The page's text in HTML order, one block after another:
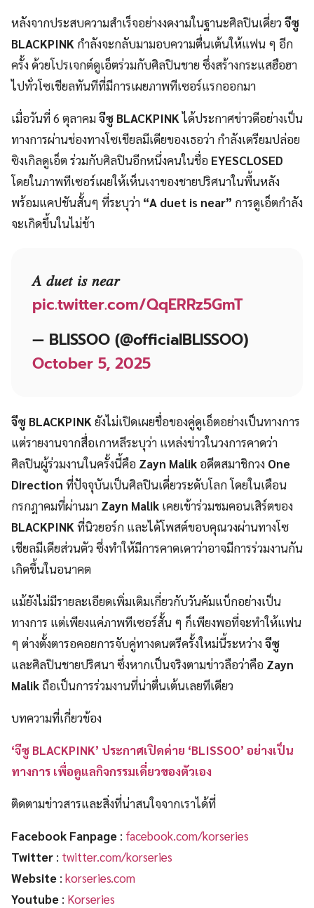
หลังจากประสบความสำเร็จอย่างงดงามในฐานะศิลปินเดี่ยวจีซู
BLACKPINK กำลังจะกลับมามอบความตื่นเต้นให้แฟน ๆ อีก
ครั้ง ด้วยโปรเจกต์ดูเอ็ตร่วมกับศิลปินชาย ซึ่งสร้างกระแสฮือฮา
ไปทั่วโซเชียลทันทีที่มีการเผยภาพทีเซอร์แรกออกมา
เมื่อวันที่ 6 ตุลาคมจีซู BLACKPINKได้ประกาศข่าวดีอย่างเป็น
ทางการผ่านช่องทางโซเชียลมีเดียของเธอว่า กำลังเตรียมปล่อย
ซิงเกิลดูเอ็ต ร่วมกับศิลปินอีกหนึ่งคนในชื่อ EYESCLOSED
โดยในภาพทีเซอร์เผยให้เห็นเงาของชายปริศนาในพื้นหลัง
พร้อมแคปชันสั้นๆ ที่ระบุว่า “A duet is near” การดูเอ็ตกำลัง
จะเกิดขึ้นในไม่ช้า
𝐴 𝑑𝑢𝑒𝑡 𝑖𝑠 𝑛𝑒𝑎𝑟
pic.twitter.com/QqERRz5GmT
— BLISSOO (@officialBLISSOO)
October 5, 2025
จีซู BLACKPINK ยังไม่เปิดเผยชื่อของคู่ดูเอ็ตอย่างเป็นทางการ
แต่รายงานจากสื่อเกาหลีระบุว่า แหล่งข่าวในวงการคาดว่า
ศิลปินผู้ร่วมงานในครั้งนี้คือ Zayn Malik อดีตสมาชิกวง One
Direction ที่ปัจจุบันเป็นศิลปินเดี่ยวระดับโลก โดยในเดือน
กรกฎาคมที่ผ่านมา Zayn Malik เคยเข้าร่วมชมคอนเสิร์ตของ
BLACKPINK ที่นิวยอร์ก และได้โพสต์ขอบคุณวงผ่านทางโซ
เชียลมีเดียส่วนตัว ซึ่งทำให้มีการคาดเดาว่าอาจมีการร่วมงานกัน
เกิดขึ้นในอนาคต
แม้ยังไม่มีรายละเอียดเพิ่มเติมเกี่ยวกับวันคัมแบ็กอย่างเป็น
ทางการ แต่เพียงแค่ภาพทีเซอร์สั้น ๆ ก็เพียงพอที่จะทำให้แฟน
ๆ ต่างตั้งตารอคอยการจับคู่ทางดนตรีครั้งใหม่นี้ระหว่างจีซู
และศิลปินชายปริศนา ซึ่งหากเป็นจริงตามข่าวลือว่าคือ Zayn
Malik ถือเป็นการร่วมงานที่น่าตื่นเต้นเลยทีเดียว
บทความที่เกี่ยวข้อง
‘จีซู BLACKPINK’ ประกาศเปิดค่าย ‘BLISSOO’ อย่างเป็น
ทางการ เพื่อดูแลกิจกรรมเดี่ยวของตัวเอง
ติดตามข่าวสารและสิ่งที่น่าสนใจจากเราได้ที่
Facebook Fanpage : facebook.com/korseries
Twitter : twitter.com/korseries
Website : korseries.com
Youtube : Korseries